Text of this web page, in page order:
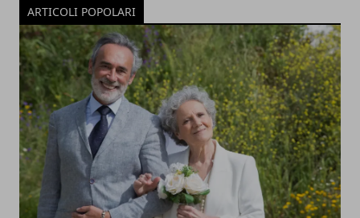
ARTICOLI POPOLARI